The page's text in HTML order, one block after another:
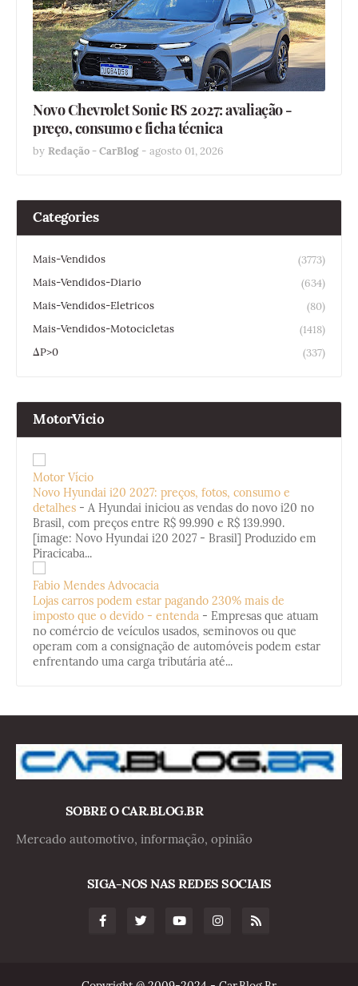
Novo Chevrolet Sonic RS 2027: avaliação -
preço, consumo e ficha técnica
by Redação - CarBlog - agosto 01, 2026
Categories
Mais-Vendidos
(3773)
Mais-Vendidos-Diario
(634)
Mais-Vendidos-Eletricos
(80)
Mais-Vendidos-Motocicletas
(1418)
ΔP>0
(337)
MotorVicio
Motor Vício
Novo Hyundai i20 2027: preços, fotos, consumo e
detalhes - A Hyundai iniciou as vendas do novo i20 no
Brasil, com preços entre R$ 99.990 e R$ 139.990.
[image: Novo Hyundai i20 2027 - Brasil] Produzido em
Piracicaba...
Fabio Mendes Advocacia
Lojas carros podem estar pagando 230% mais de
imposto que o devido - entenda - Empresas que atuam
no comércio de veículos usados, seminovos ou que
operam com a consignação de automóveis podem estar
enfrentando uma carga tributária até...
SOBRE O CAR.BLOG.BR
Mercado automotivo, informação, opinião
SIGA-NOS NAS REDES SOCIAIS